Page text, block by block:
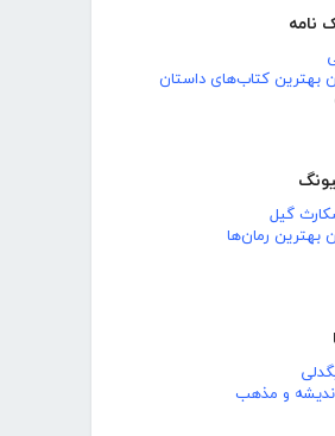
نامه
بهترین کتاب‌های داستان
گیل
بهترین رمان‌ها
و مذهب